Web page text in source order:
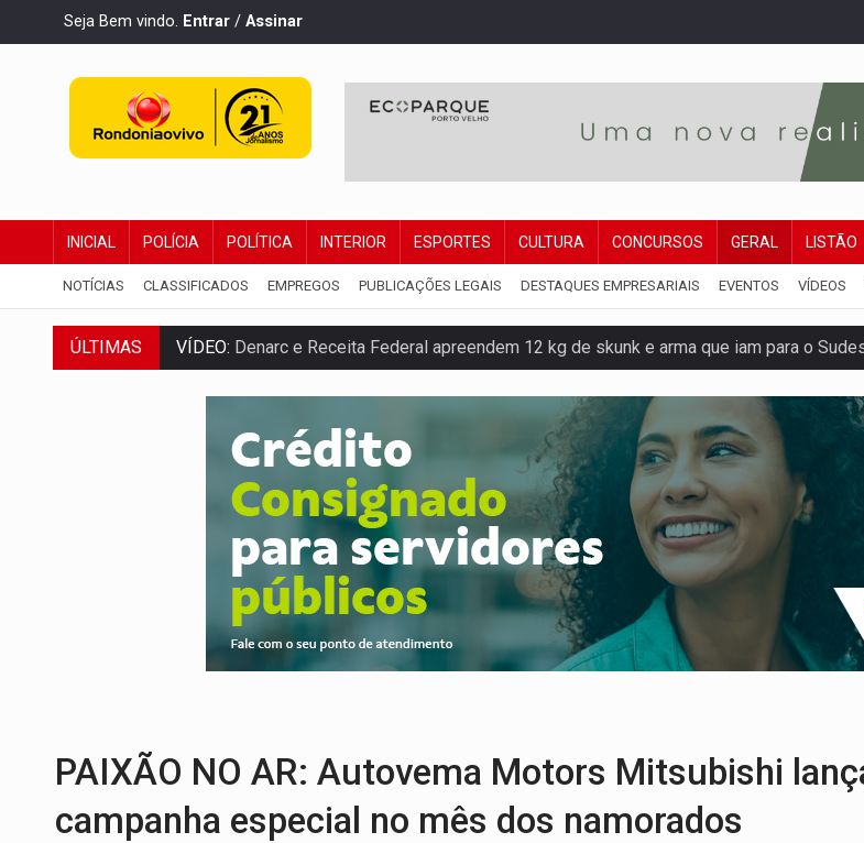
Seja Bem vindo. Entrar / Assinar
INICIAL POLÍCIA POLÍTICA INTERIOR ESPORTES CULTURA CONCURSOS GERAL LISTÃO
NOTÍCIAS CLASSIFICADOS EMPREGOS PUBLICAÇÕES LEGAIS DESTAQUES EMPRESARIAIS EVENTOS VÍDEOS
ÚLTIMAS VÍDEO: Denarc e Receita Federal apreendem 12 kg de skunk e arma que iam para o
OPERAÇÃO DA PC:Membros do CV são presos com armas e drogas após crime de
ENTRADA GRATUITA:Espetáculo As Marias Somos Nós será apresentado na capital
Três são presos após furto de motocicleta em frente de academia
CELEBRAÇÃO: Cerejeiras completa 43 anos de emancipação com programação esportiva
Anvisa desmente boato sobre presença de plástico ou petróleo em ovos
Pitbulls fogem de residência e atacam casal de idosos na zona Leste
AÇÃO CONJUNTA: Forças policiais apreendem cerca de 1kg de ouro em Rondônia
PAIXÃO NO AR: Autovema Motors Mitsubishi
campanha especial no mês dos namorados